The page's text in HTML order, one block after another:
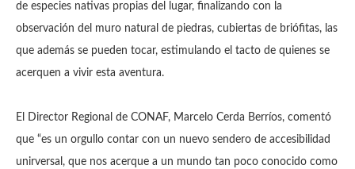
de especies nativas propias del lugar, finalizando con la
observación del muro natural de piedras, cubiertas de briófitas, las
que además se pueden tocar, estimulando el tacto de quienes se
acerquen a vivir esta aventura.
El Director Regional de CONAF, Marcelo Cerda Berríos, comentó
que “es un orgullo contar con un nuevo sendero de accesibilidad
unirversal, que nos acerque a un mundo tan poco conocido como